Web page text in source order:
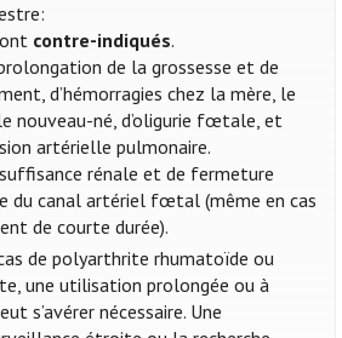
contre-indiqués.
de la grossesse et de
d’hémorragies chez la mère, le
nouveau-né, d’oligurie fœtale, et
artérielle pulmonaire.
rénale et de fermeture
du canal artériel fœtal (même en cas
de courte durée).
de polyarthrite rhumatoïde ou
une utilisation prolongée ou à
s’avérer nécessaire. Une